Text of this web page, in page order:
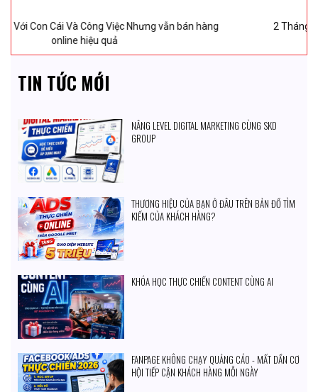
2 Tháng 27 Ngày Vượt Qua “Ám Ảnh” Từ Ý định dừng hoạt
động thành Mở thêm “1 chi nhánh MỚI”
TIN TỨC MỚI
NÂNG LEVEL DIGITAL MARKETING CÙNG SKD
GROUP
THƯƠNG HIỆU CỦA BẠN Ở ĐÂU TRÊN BẢN ĐỒ TÌM
KIẾM CỦA KHÁCH HÀNG?
KHÓA HỌC THỰC CHIẾN CONTENT CÙNG AI
FANPAGE KHÔNG CHẠY QUẢNG CÁO - MẤT DẦN CƠ
HỘI TIẾP CẬN KHÁCH HÀNG MỖI NGÀY